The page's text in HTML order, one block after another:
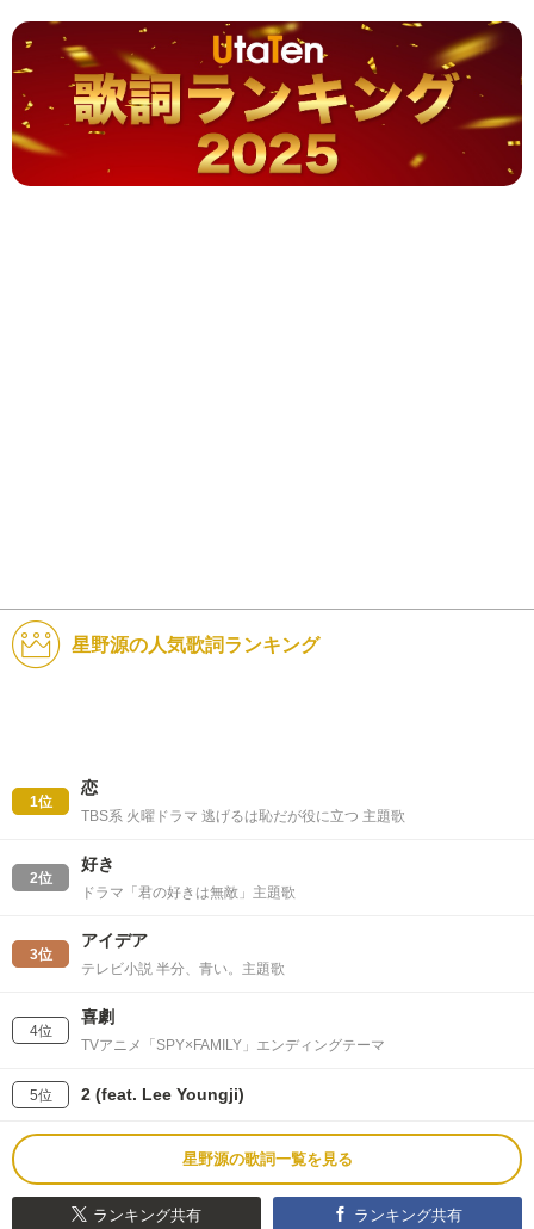
星野源の人気歌詞ランキング
1位
恋
TBS系 火曜ドラマ 逃げるは恥だが役に立つ 主題歌
2位
好き
ドラマ「君の好きは無敵」主題歌
3位
アイデア
テレビ小説 半分、青い。主題歌
4位
喜劇
TVアニメ「SPY×FAMILY」エンディングテーマ
5位 2 (feat. Lee Youngji)
星野源の歌詞一覧を見る
ランキング共有 ランキング共有